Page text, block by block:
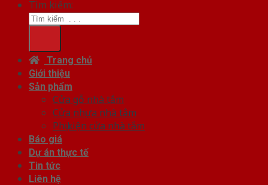
Tìm kiếm:
Trang chủ
Giới thiệu
Sản phẩm
Cửa gỗ nhà tắm
Cửa nhựa nhà tắm
Phụ kiện cửa nhà tắm
Báo giá
Dự án thực tế
Tin tức
Liên hệ